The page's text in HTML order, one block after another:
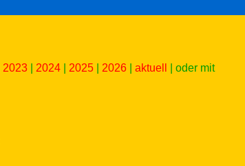
2023 2024 2025 2026 aktuell
| oder mit